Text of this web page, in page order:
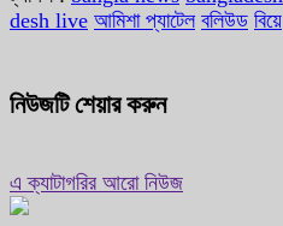
desh live আমিশা প্যাটেল বলিউড বিয়ে
নিউজটি শেয়ার করুন
এ ক্যাটাগরির আরো নিউজ